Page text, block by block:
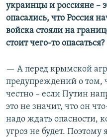
украинцы и россияне –
опасались, что Россия
войска стояли на
стоит чего-то опасаться?
— А перед крымской
предупреждений о том,
честно – если Путин
это не значит, что он
надо ждать опасности,
угроз не будет.